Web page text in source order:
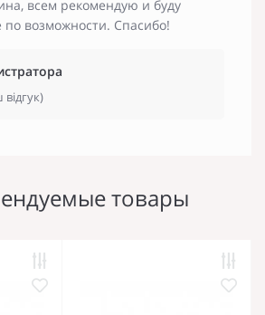
всем рекомендую и буду
возможности. Спасибо!
товары